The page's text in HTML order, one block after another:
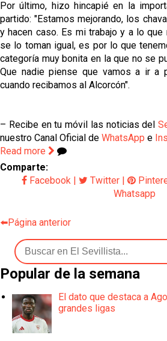
Por último, hizo hincapié en la
partido: "Estamos mejorando, los
y hacen caso. Es mi trabajo y a lo que
se lo toman igual, es por lo que
categoría muy bonita en la que no se
Que nadie piense que vamos a ir a
cuando recibamos al Alcorcón".
– Recibe en tu móvil las noticias del
nuestro Canal Oficial de WhatsApp e
Read more
Comparte:
Facebook
Twitter
Whatsapp
⬅️Página anterior
Popular de la semana
El dato que destaca a
grandes ligas